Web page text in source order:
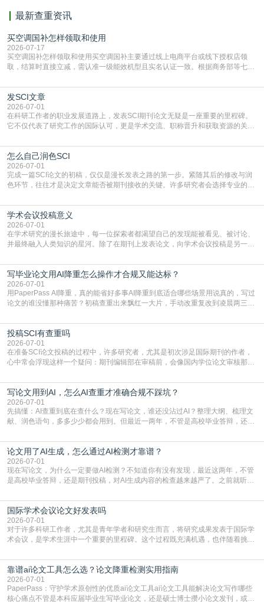
最新查重资讯
买空调国补怎样领取和使用
2026-07-17
买空调国补怎样领取和使用买空调国补主要通过线上电商平台或线下授权店领
取，结算时直接立减‌，需认准一级能效机型且实名认证一致。根据商务部等七部
能领到补贴首选‌京东APP‌搜索专属口令(如【家电补贴1637】、【国补立省
4949】等，口令会随活动更新，以页面显示为准)进入补贴专场。淘宝/天猫也可
复制粘贴【8$FKFGgJq
发SCI文章
2026-07-01
在科研工作者的职业发展道路上，发表SCI期刊论文无疑是一座重要的里程碑。
它不仅代表了研究工作的国际认可，更是学术交流、职称晋升和获取资源的关键
战与困惑。从选题立意到投稿回应，每一步都需要精心的策略与扎实的工作。本
篇AEIC学术交流中心小编就为大家介绍“发SCI文章”。一、精准定位是成功的第
一步发表SCI文章，首要解决的问题是“投
怎么自己润色SCI
2026-07-01
完成一篇SCI论文的初稿，仅仅是漫长发表之路的第一步。紧随其后的修改与润
色环节，往往才是决定文章能否被期刊接收的关键。许多研究者会选择专业的语
质量，更能在此过程中深化对学术写作的理解。如何系统、高效地打磨自己的论
文，使其在语言和学术表达上更符合国际期刊的要求，是每位研究者值得投入学
习的技能。本篇AEIC学术交流中心小编就为大家介
学术会议投稿意义
2026-07-01
在学术研究的漫长旅途中，每一位探索者都渴望自己的发现能被看见、被讨论、
并最终融入人类知识的星河。除了在期刊上发表论文，向学术会议投稿是另一个
广阔学术天地的大门，连接着个体研究与社会网络。本篇AEIC学术交流中心小编
就为大家介绍“学术会议投稿意义”。一、加速研究成果的传播与反馈学术会议通
常具有周期短、时效性强的特点。相比期刊漫长的
写毕业论文用AI降重怎么操作才合规又能达标？
2026-07-01
用PaperPass AI降重，真的能省好多事AI降重到底适合哪些场景用说真的，写过
论文的谁没懂那种痛苦？初稿查重出来飘红一大片，手动改重复改到凌晨两三
到秃头。这时候靠谱的AI降重真的就是救命稻草，选对工具，半天就能搞定你两
三天都做不完的事。不是所有人都需要用AI降重，但如果你符合下面这些场景，
真的可以试试：初稿写完重复率远超要
投稿SCI有查重吗
2026-07-01
在准备SCI论文投稿的过程中，许多研究者，尤其是初次涉足国际期刊的作者，
心中常会浮现这样一个疑问：期刊编辑部在审稿前，会像国内学位论文审核那
论文的初审通过率。实际上，SCI期刊对重复内容的审查是严谨投稿流程中不可
或缺的一环。本篇AEIC学术交流中心小编就为大家介绍“投稿SCI有查重吗”。
一、查重是标准流程答案是明确的：绝大多数S
写论文用到AI，怎么AI查重才准确合规不踩坑？
2026-07-01
先搞懂：AI查重到底在查什么？现在写论文，谁还没沾过AI？整理大纲、梳理文
献、润色语句，多多少少都会用到。但最近一两年，不管是高校毕业答辩，还是
须加做AI查重。很多人分不清，AI查重和普通查重到底有啥区别？这里说透：普
通查重查的是你的文字和已公开文献的重复比例，防的是抄袭；AI查重查的是你
的内容里，有多少是AI生成的，防的是过
论文用了AI生成，怎么通过AI检测才靠谱？
2026-07-01
现在写论文，为什么一定要做AI检测？不知道你有没有发现，最近这两年，不管
是高校毕业答辩，还是期刊投稿，对AI生成内容的检查越来越严了。之前就听身
要求修改，还差点被判定学术不规范，真的太冤了。现在国内多数高校和核心期
刊，都已经明确出台了相关规定：如果使用AI生成内容辅助写作，必须明确标
注，未标注的AI生成内容会被认定为不符合学
国际学术会议论文好发表吗
2026-07-01
对于许多科研工作者，尤其是青年学者和研究生而言，将研究成果发表于国际学
术会议，是学术生涯中一个重要的里程碑。这个过程既充满机遇，也伴随着挑
疑问：国际学术会议论文到底好不好发表？其价值和难度究竟如何衡量。本篇
AEIC学术交流中心小编就为大家介绍“国际学术会议论文好发表吗”。一、会议论
文发表的相对优势与期刊论文相比，国际会议论文的发
靠谱ai论文工具怎么选？论文降重检测实用指南
2026-07-01
PaperPass：守护学术原创性的优质ai论文工具ai论文工具能解决论文写作哪些
核心痛点不管是本科应届毕业生写毕业论文，还是硕士博士攒小论文发刊，或是